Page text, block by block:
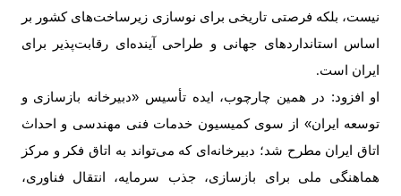
نیست، بلکه فرصتی تاریخی برای نوسازی زیرساخت‌های کشور بر
اساس استانداردهای جهانی و طراحی آینده‌ای رقابت‌پذیر برای
ایران است.
او افزود: در همین چارچوب، ایده تأسیس «دبیرخانه بازسازی و
توسعه ایران» از سوی کمیسیون خدمات فنی مهندسی و احداث
اتاق ایران مطرح شد؛ دبیرخانه‌ای که می‌تواند به اتاق فکر و مرکز
هماهنگی ملی برای بازسازی، جذب سرمایه، انتقال فناوری،